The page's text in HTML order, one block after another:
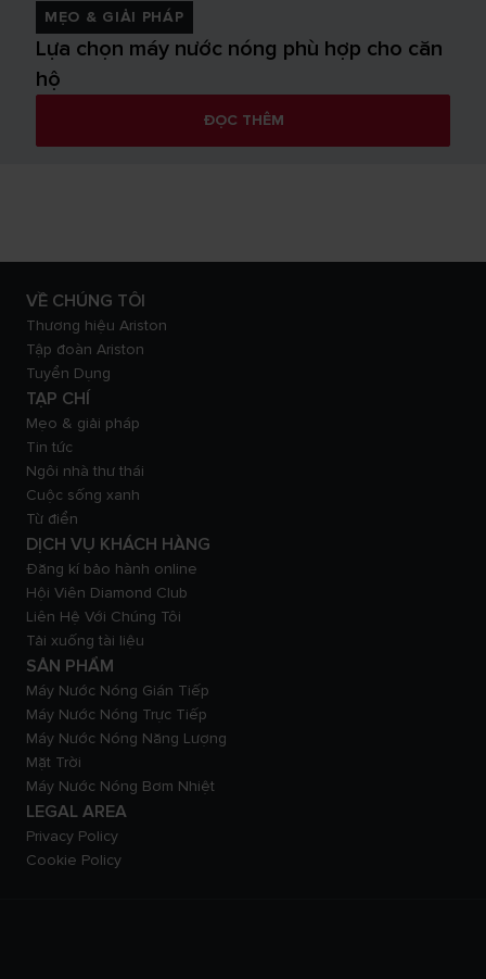
MẸO & GIẢI PHÁP
Lựa chọn máy nước nóng phù hợp cho căn
hộ
ĐỌC THÊM
VỀ CHÚNG TÔI
Thương hiệu Ariston
Tập đoàn Ariston
Tuyển Dụng
TẠP CHÍ
Mẹo & giải pháp
Tin tức
Ngôi nhà thư thái
Cuộc sống xanh
Từ điển
DỊCH VỤ KHÁCH HÀNG
Đăng kí bảo hành online
Hội Viên Diamond Club
Liên Hệ Với Chúng Tôi
Tải xuống tài liệu
SẢN PHẨM
Máy Nước Nóng Gián Tiếp
Máy Nước Nóng Trực Tiếp
Máy Nước Nóng Năng Lượng
Mặt Trời
Máy Nước Nóng Bơm Nhiệt
LEGAL AREA
Privacy Policy
Cookie Policy